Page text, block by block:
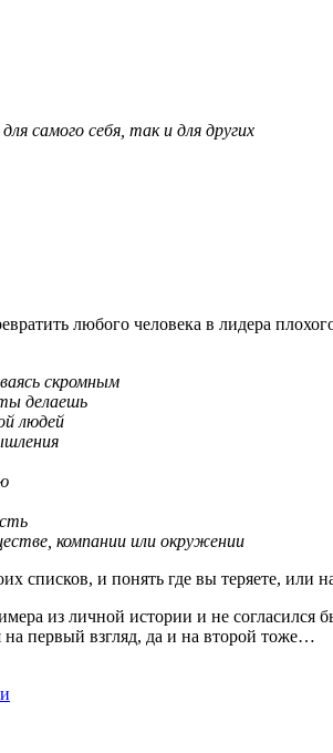
самого себя, так и для других
любого человека в лидера
скромным
делаешь
людей
компании или окружении
списков, и понять где вы теряете, или
из личной истории и не согласился
первый взгляд, да и на второй тоже…